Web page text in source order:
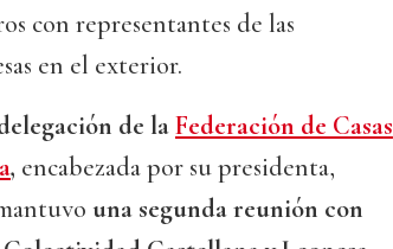
con representantes de las
en el exterior.
de laFederación de Casas
, encabezada por su presidenta,
una segunda reunión con